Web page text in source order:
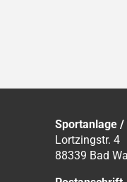
Sportanlage
Lortzingstr. 4
88339 Bad